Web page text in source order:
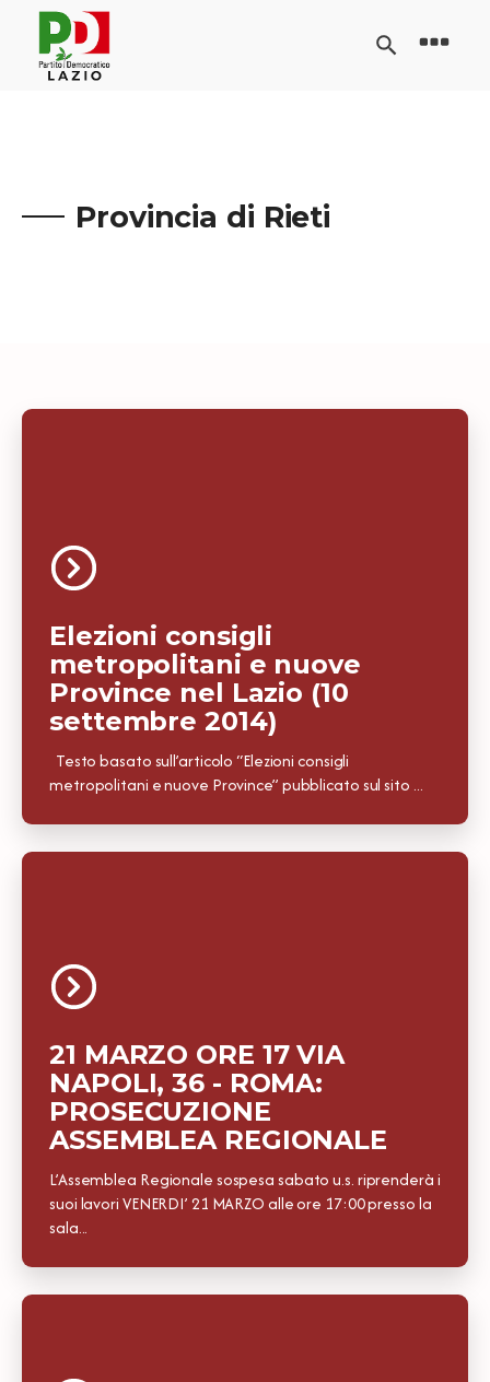
Provincia di Rieti
Elezioni consigli
metropolitani e nuove
Province nel Lazio (10
settembre 2014)
Testo basato sull’articolo “Elezioni consigli
metropolitani e nuove Province” pubblicato sul sito ...
21 MARZO ORE 17 VIA
NAPOLI, 36 - ROMA:
PROSECUZIONE
ASSEMBLEA REGIONALE
L’Assemblea Regionale sospesa sabato u.s. riprenderà i
suoi lavori VENERDI’ 21 MARZO alle ore 17:00 presso la
sala...